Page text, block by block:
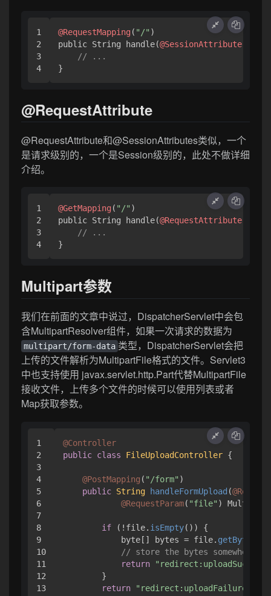
1
2
3
@RequestMapping( "/" )
public String handle(@SessionAttribute
// ...
}
@RequestAttribute
@RequestAttribute和@SessionAttributes类似，一个
是请求级别的，一个是Session级别的，此处不做详细
介绍。
1
2
3
@GetMapping( "/" )
public String handle(@RequestAttribute
// ...
}
Multipart参数
我们在前面的文章中说过，DispatcherServlet中会包
含MultipartResolver组件，如果一次请求的数据为
multipart/form-data 类型，DispatcherServlet会把
上传的文件解析为MultipartFile格式的文件。Servlet3
中也支持使用 javax.servlet.http.Part代替MultipartFile
接收文件，上传多个文件的时候可以使用列表或者
Map获取参数。
1
2
3
4
5
6
7
8
9
10
11
12
13
@Controller
public class FileUploadController {
@PostMapping ( "/form" )
public String handleFormUpload (
@RequestParam( "file" )
if (!file. isEmpty()) {
            byte[] bytes = file.
getBytes
// store the bytes somewhere
return
"redirect:uploadSuccess"
        }
return
"redirect:uploadFailure"